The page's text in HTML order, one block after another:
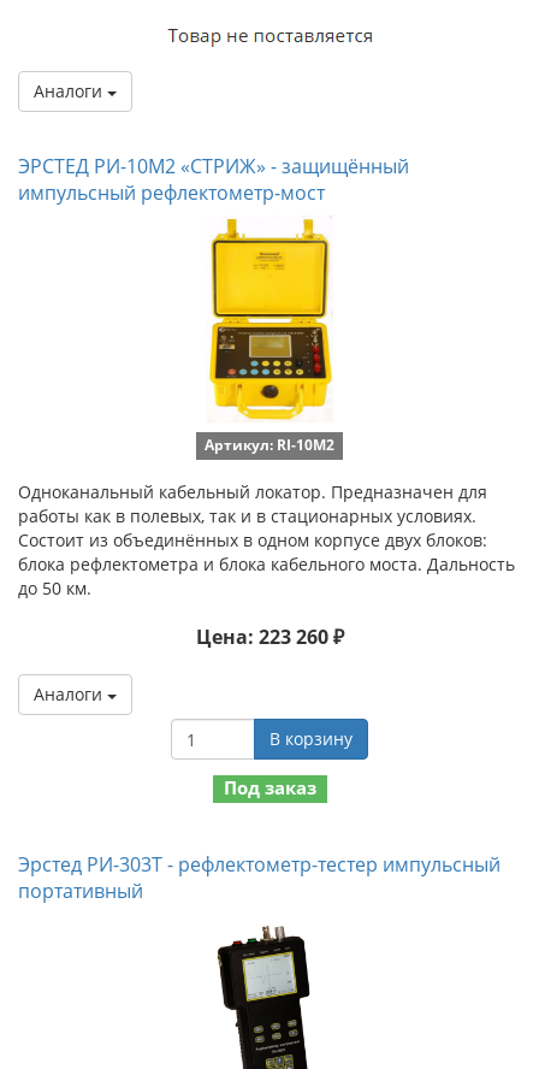
Аналоги
ЭРСТЕД РИ-10М2 «СТРИЖ» - защищённый
импульсный рефлектометр-мост
Артикул: RI-10M2
Одноканальный кабельный локатор. Предназначен для
работы как в полевых, так и в стационарных условиях.
Состоит из объединённых в одном корпусе двух блоков:
блока рефлектометра и блока кабельного моста. Дальность
до 50 км.
Цена: 223 260 ₽
Аналоги
В корзину
Под заказ
Эрстед РИ-303Т - рефлектометр-тестер импульсный
портативный